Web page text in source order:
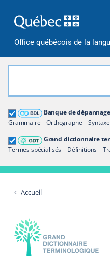
Office québécois de la
Banque de
Grammaire – Orthographe –
Grand dictionnaire
Termes spécialisés – Définitions –
Grand dictionnaire
Restreindre aux termes
Accueil